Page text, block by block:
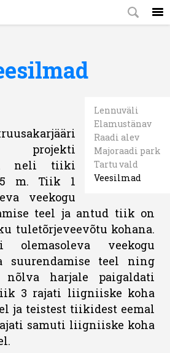
Lennuväli
Elamustänav
Raadi alev
Majoraadi park
Tartu vald
Veesilmad
projekti
neli tiiki
m. Tiik 1
veekogu
teel ja antud tiik on
tuletõrjeveevõtu kohana.
veekogu
suurendamise teel ning
harjale paigaldati
3 rajati liigniiske koha
ja teistest tiikidest eemal
samuti liigniiske koha